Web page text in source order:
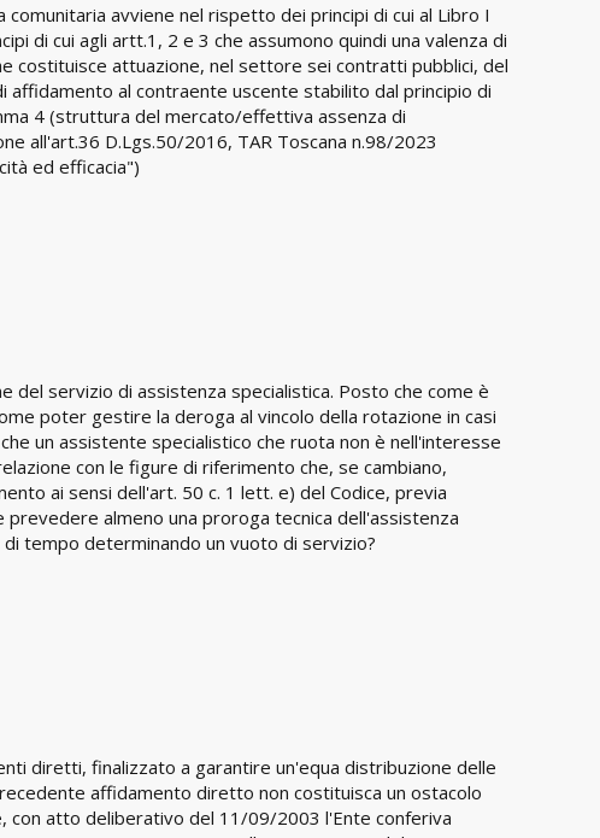
avviene nel rispetto dei principi di cui al Libro I
di cui agli artt.1, 2 e 3 che assumono quindi una valenza di
costituisce attuazione, nel settore sei contratti pubblici, del
affidamento al contraente uscente stabilito dal principio di
4 (struttura del mercato/effettiva assenza di
all'art.36 D.Lgs.50/2016, TAR Toscana n.98/2023
ed efficacia")
del servizio di assistenza specialistica. Posto che come è
poter gestire la deroga al vincolo della rotazione in casi
un assistente specialistico che ruota non è nell'interesse
con le figure di riferimento che, se cambiano,
ai sensi dell'art. 50 c. 1 lett. e) del Codice, previa
almeno una proroga tecnica dell'assistenza
tempo determinando un vuoto di servizio?
diretti, finalizzato a garantire un'equa distribuzione delle
affidamento diretto non costituisca un ostacolo
con atto deliberativo del 11/09/2003 l'Ente conferiva